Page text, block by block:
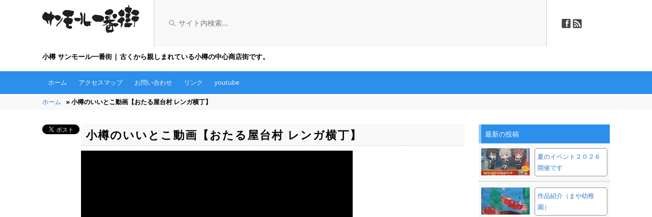
ä ñ
小樽 サンモール一番街 | 古くから親しまれている小樽の中心商店街です。
ホーム アクセスマップ お問い合わせ リンク youtube
ホーム » 小樽のいいとこ動画【おたる屋台村 レンガ横丁】
小樽のいいとこ動画【おたる屋台村 レンガ横丁】 最新の投稿
夏のイベント２０２６
開催です
作品紹介（まや幼稚
園）